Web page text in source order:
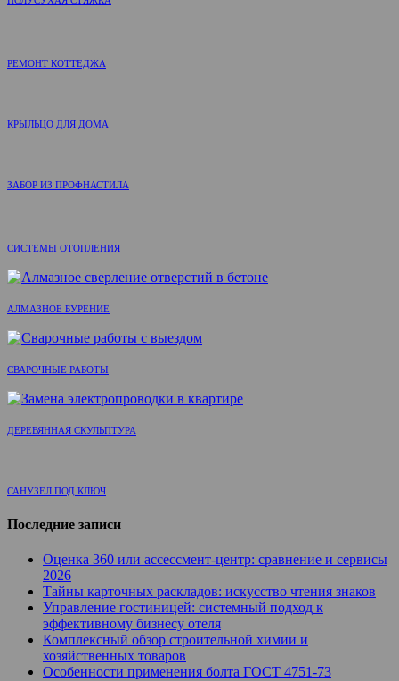
РЕМОНТ КОТТЕДЖА
КРЫЛЬЦО ДЛЯ ДОМА
ЗАБОР ИЗ ПРОФНАСТИЛА
СИСТЕМЫ ОТОПЛЕНИЯ
АЛМАЗНОЕ БУРЕНИЕ
СВАРОЧНЫЕ РАБОТЫ
ДЕРЕВЯННАЯ СКУЛЬПТУРА
САНУЗЕЛ ПОД КЛЮЧ
Последние записи
Оценка 360 или ассессмент-центр: сравнение и сервисы
2026
Тайны карточных раскладов: искусство чтения знаков
Управление гостиницей: системный подход к
эффективному бизнесу отеля
Комплексный обзор строительной химии и
хозяйственных товаров
Особенности применения болта ГОСТ 4751-73